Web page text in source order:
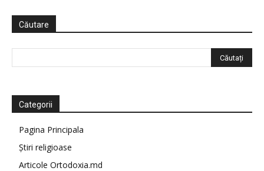
Căutare
Categorii
Pagina Principala
Știri religioase
Articole Ortodoxia.md